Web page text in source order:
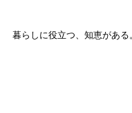
暮らしに役立つ、知恵がある